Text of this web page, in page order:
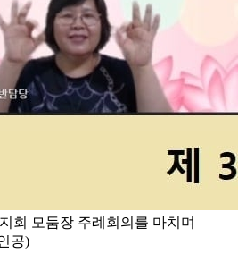
회 모둠장 주례회의를 마치며
공)